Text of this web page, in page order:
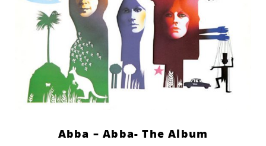
Abba – Abba- The Album